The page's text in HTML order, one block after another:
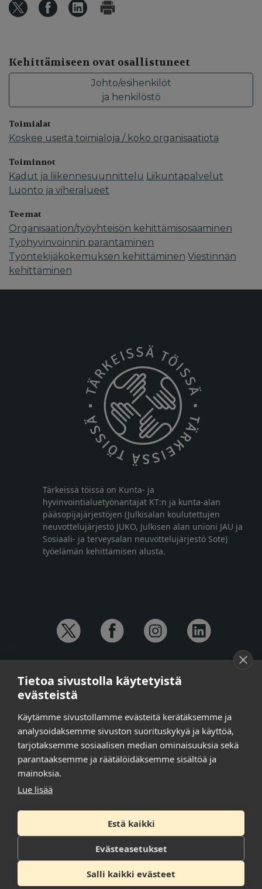
Kehittämiseen ovat osallistuneet
Johto/esihenkilöt
ja henkilöstö
Toimialat
Koskee useita toimialoja / koko organisaatiota
Toiminnot
Kadut ja liikennesuunnittelu Liikuntapalvelut
Luonto ja viheralueet
Teemat
Organisaation/työyhteisön kehittämisosaaminen
Työhyvinvoinnin parantaminen
Työntekijäkokemuksen kehittäminen Viestinnän
kehittäminen
Tärkeissä töissä on Kunta- ja
hyvinvointialuetyönantajat KT:n ja kunta-alan
pääsopijajärjestöjen (Julkisalan koulutettujen
neuvottelujärjestö JUKO, Julkisen alan unioni JAU ja
Sosiaali- ja terveysalan neuvottelujärjestö Sote)
työelämän kehittämisen alusta.
Anna-Mari Jaanu, kehittämispäällikkö,
puh. +358 50 572 4620
Henna Honkalo,
viestintäpäällikkö,
puh. +358 50 479 6618
Ilari Raiski, viestintä- ja tapahtumakoordinaattori,
puh. +358 45 130 3832
Susanna Laasio,
tarkeissatoissa[a]kt.fi
Tilaa uutiskirje
Tietosuojaseloste
Saavutettavuusseloste
Tietoa sivustolla käytetyistä
evästeistä
Käytämme sivustollamme evästeitä kerätäksemme ja
analysoidaksemme sivuston suorituskykyä ja käyttöä,
tarjotaksemme sosiaalisen median ominaisuuksia sekä
parantaaksemme ja räätälöidäksemme sisältöä ja
mainoksia.
Lue lisää
Estä kaikki
Evästeasetukset
Salli kaikki evästeet